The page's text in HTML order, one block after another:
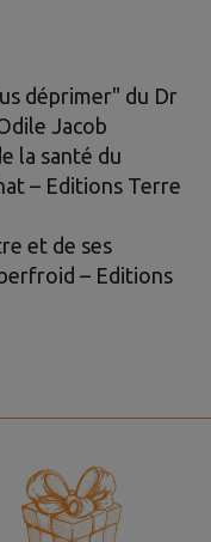
déprimer" du Dr
Jacob
la santé du
– Editions Terre
et de ses
– Editions